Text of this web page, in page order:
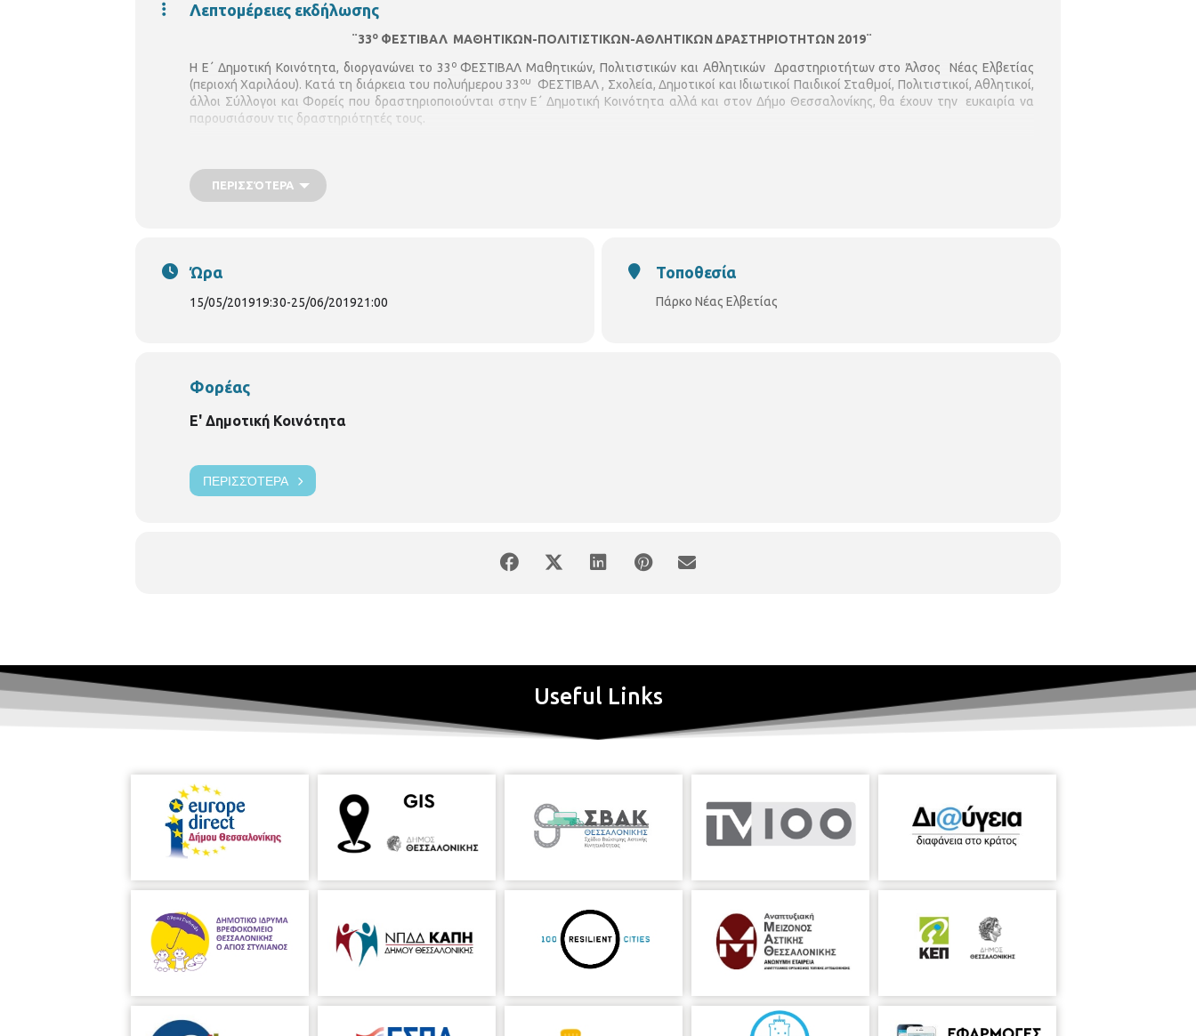
Λεπτομέρειες εκδήλωσης
¨33ο ΦΕΣΤΙΒΑΛ ΜΑΘΗΤΙΚΩΝ-ΠΟΛΙΤΙΣΤΙΚΩΝ-ΑΘΛΗΤΙΚΩΝ ΔΡΑΣΤΗΡΙΟΤΗΤΩΝ 2019¨
Η Ε΄ Δημοτική Κοινότητα, διοργανώνει το 33 ο ΦΕΣΤΙΒΑΛ Μαθητικών, Πολιτιστικών και Αθλητικών Δραστηριοτήτων στο Άλσος Νέας Ελβετίας
(περιοχή Χαριλάου). Κατά τη διάρκεια του πολυήμερου 33 ου
ΦΕΣΤΙΒΑΛ , Σχολεία, Δημοτικοί και Ιδιωτικοί Παιδικοί Σταθμοί, Πολιτιστικοί, Αθλητικοί,
άλλοι Σύλλογοι και Φορείς που δραστηριοποιούνται στην Ε΄ Δημοτική Κοινότητα αλλά και στον Δήμο Θεσσαλονίκης, θα έχουν την ευκαιρία να
παρουσιάσουν τις δραστηριότητές τους.
ΠΕΡΙΣΣΌΤΕΡΑ
Ώρα
15/05/201919:30-25/06/201921:00
Τοποθεσία
Πάρκο Νέας Ελβετίας
Φορέας
Ε' Δημοτική Κοινότητα
ΠΕΡΙΣΣΌΤΕΡΑ
Useful Links